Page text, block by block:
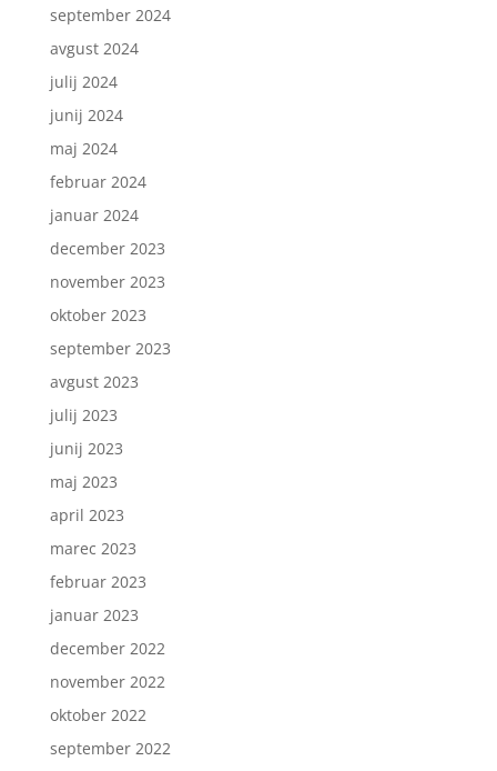
september 2024
avgust 2024
julij 2024
junij 2024
maj 2024
februar 2024
januar 2024
december 2023
november 2023
oktober 2023
september 2023
avgust 2023
julij 2023
junij 2023
maj 2023
april 2023
marec 2023
februar 2023
januar 2023
december 2022
november 2022
oktober 2022
september 2022